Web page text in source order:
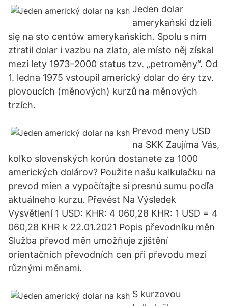
Jeden dolar
amerykański dzieli
się na sto centów amerykańskich. Spolu s ním
ztratil dolar i vazbu na zlato, ale místo něj získal
mezi lety 1973–2000 status tzv. „petroměny“. Od
1. ledna 1975 vstoupil americký dolar do éry tzv.
plovoucích (měnových) kurzů na měnových
trzích.
Prevod meny USD
na SKK Zaujíma Vás,
koľko slovenských korún dostanete za 1000
amerických dolárov? Použite našu kalkulačku na
prevod mien a vypočítajte si presnú sumu podľa
aktuálneho kurzu. Převést Na Výsledek
Vysvětlení 1 USD: KHR: 4 060,28 KHR: 1 USD = 4
060,28 KHR k 22.01.2021 Popis převodníku měn
Služba převod měn umožňuje zjištění
orientačních převodních cen při převodu mezi
různými měnami.
S kurzovou